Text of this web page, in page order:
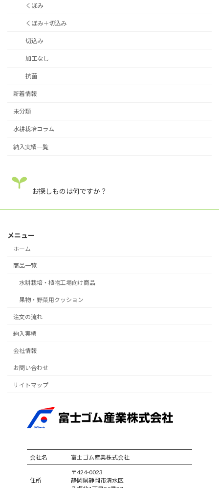
くぼみ
くぼみ＋切込み
切込み
加工なし
抗菌
新着情報
未分類
水耕栽培コラム
納入実績一覧
お探しものは何ですか？
メニュー
ホーム
商品一覧
水耕栽培・植物工場向け商品
果物・野菜用クッション
注文の流れ
納入実績
会社情報
お問い合わせ
サイトマップ
会社名 富士ゴム産業株式会社
住所
〒424-0023
静岡県静岡市清水区